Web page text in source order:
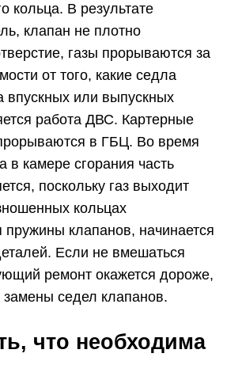
кольца. В результате
клапан не плотно
газы прорываются за
от того, какие седла
впускных или выпускных
работа ДВС. Картерные
в ГБЦ. Во время
в камере сгорания часть
поскольку газ выходит
кольцах
пружины клапанов, начинается
Если не вмешаться
ремонт окажется дороже,
седел клапанов.
что необходима